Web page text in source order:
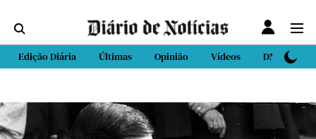
Edição Diária Últimas Opinião Vídeos DN Sport